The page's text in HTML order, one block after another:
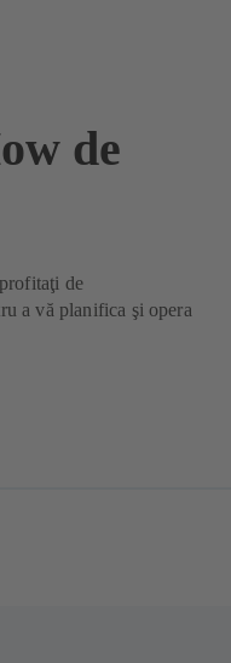
de
de
a vă planifica şi opera